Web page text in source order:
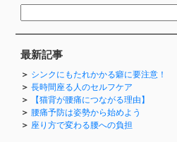
最新記事
シンクにもたれかかる癖に要注意！
長時間座る人のセルフケア
【猫背が腰痛につながる理由】
腰痛予防は姿勢から始めよう
座り方で変わる腰への負担